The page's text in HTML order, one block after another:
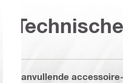
Aanvullende